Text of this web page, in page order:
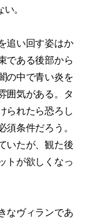
。
追い回す姿はか
である後部から
の中で青い炎を
囲気がある。タ
られたら恐ろし
条件だろう。
いたが、観た後
トが欲しくなっ
なヴィランであ